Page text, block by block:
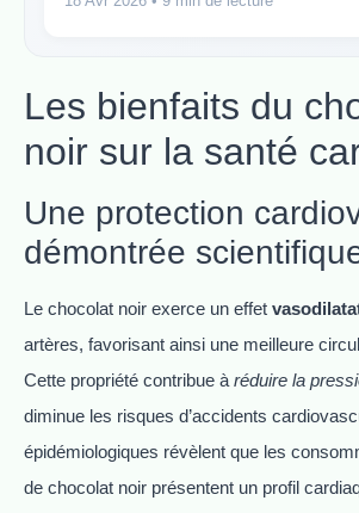
Les bienfaits du
noir sur la santé
Une protection
démontrée
Le chocolat noir exerce un effet
artères, favorisant ainsi une meilleure
Cette propriété contribue à réduire la
diminue les risques d’accidents
épidémiologiques révèlent que les
de chocolat noir présentent un profil